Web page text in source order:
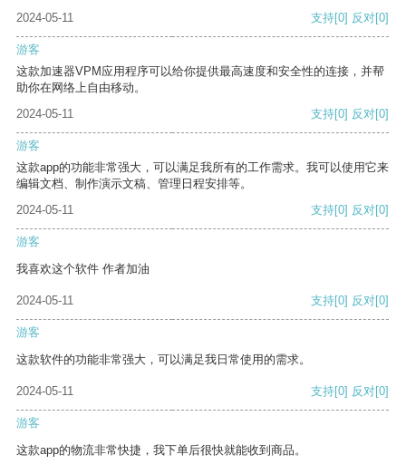
2024-05-11
支持[0] 反对[0]
游客
这款加速器VPM应用程序可以给你提供最高速度和安全性的连接，并帮
助你在网络上自由移动。
2024-05-11
支持[0] 反对[0]
游客
这款app的功能非常强大，可以满足我所有的工作需求。我可以使用它来
编辑文档、制作演示文稿、管理日程安排等。
2024-05-11
支持[0] 反对[0]
游客
我喜欢这个软件 作者加油
2024-05-11 支持[0] 反对[0]
游客
这款软件的功能非常强大，可以满足我日常使用的需求。
2024-05-11 支持[0] 反对[0]
游客
这款app的物流非常快捷，我下单后很快就能收到商品。